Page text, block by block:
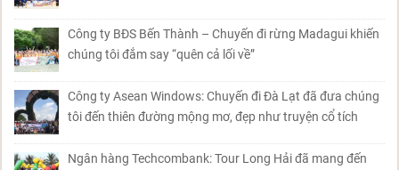
Công ty BĐS Bến Thành – Chuyến đi rừng Madagui khiến
chúng tôi đắm say “quên cả lối về”
Công ty Asean Windows: Chuyến đi Đà Lạt đã đưa chúng
tôi đến thiên đường mộng mơ, đẹp như truyện cổ tích
Ngân hàng Techcombank: Tour Long Hải đã mang đến